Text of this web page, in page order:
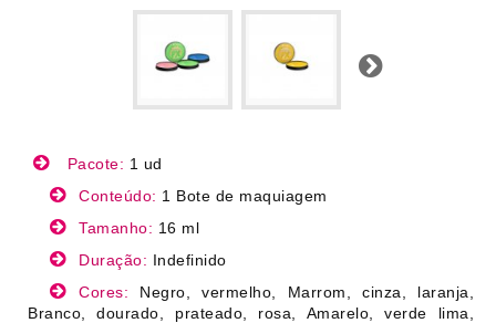
Próximo
Pacote: 1 ud
Conteúdo: 1 Bote de maquiagem
Tamanho: 16 ml
Duração: Indefinido
Cores: Negro, vermelho, Marrom, cinza, laranja,
Branco, dourado, prateado, rosa, Amarelo, verde lima,